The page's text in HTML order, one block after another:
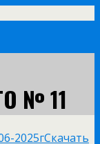
№ 11
2025гСкачать